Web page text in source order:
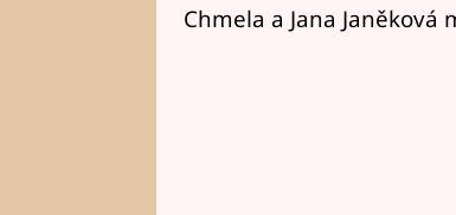
Chmela a Jana